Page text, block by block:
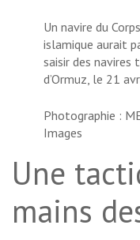
Un navire du
islamique aurait
saisir des
d’Ormuz, le 21
Photographie :
Images
Une
mains